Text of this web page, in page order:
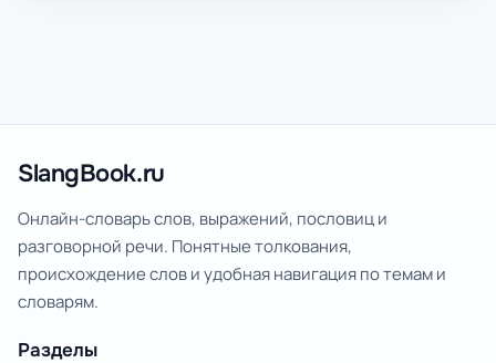
SlangBook.ru
Онлайн-словарь слов, выражений, пословиц и
разговорной речи. Понятные толкования,
происхождение слов и удобная навигация по темам и
словарям.
Разделы